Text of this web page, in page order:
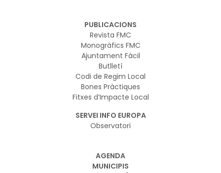
PUBLICACIONS
Revista FMC
Monogràfics FMC
Ajuntament Fàcil
Butlletí
Codi de Regim Local
Bones Pràctiques
Fitxes d’Impacte Local
SERVEI INFO EUROPA
Observatori
AGENDA
MUNICIPIS